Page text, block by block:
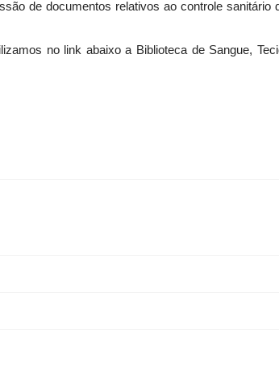
de documentos relativos ao controle sanitário
no link abaixo a Biblioteca de Sangue,